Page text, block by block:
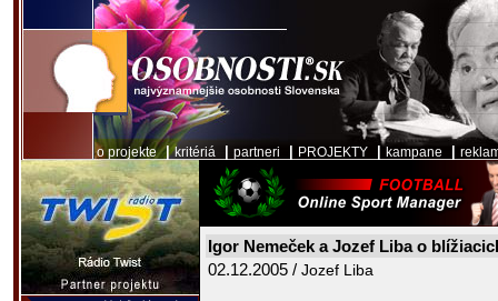
o projekte|kritériá partneri PROJEKTY kampane
Igor Nemeček a Jozef Liba o
02.12.2005 / Jozef Liba